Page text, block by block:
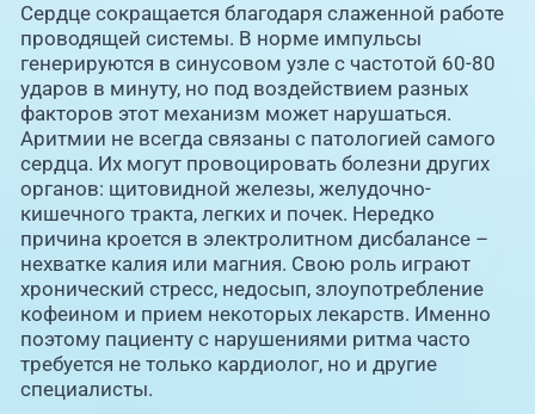
Сердце сокращается благодаря слаженной работе
проводящей системы. В норме импульсы
генерируются в синусовом узле с частотой 60-80
ударов в минуту, но под воздействием разных
факторов этот механизм может нарушаться.
Аритмии не всегда связаны с патологией самого
сердца. Их могут провоцировать болезни других
органов: щитовидной железы, желудочно-
кишечного тракта, легких и почек. Нередко
причина кроется в электролитном дисбалансе –
нехватке калия или магния. Свою роль играют
хронический стресс, недосып, злоупотребление
кофеином и прием некоторых лекарств. Именно
поэтому пациенту с нарушениями ритма часто
требуется не только кардиолог, но и другие
специалисты.